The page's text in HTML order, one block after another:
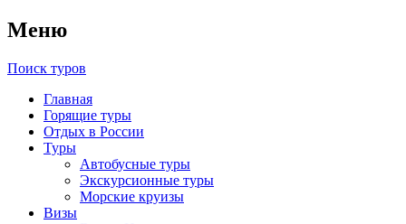
Меню
Поиск туров
Главная
Горящие туры
Отдых в России
Туры
Автобусные туры
Экскурсионные туры
Морские круизы
Визы